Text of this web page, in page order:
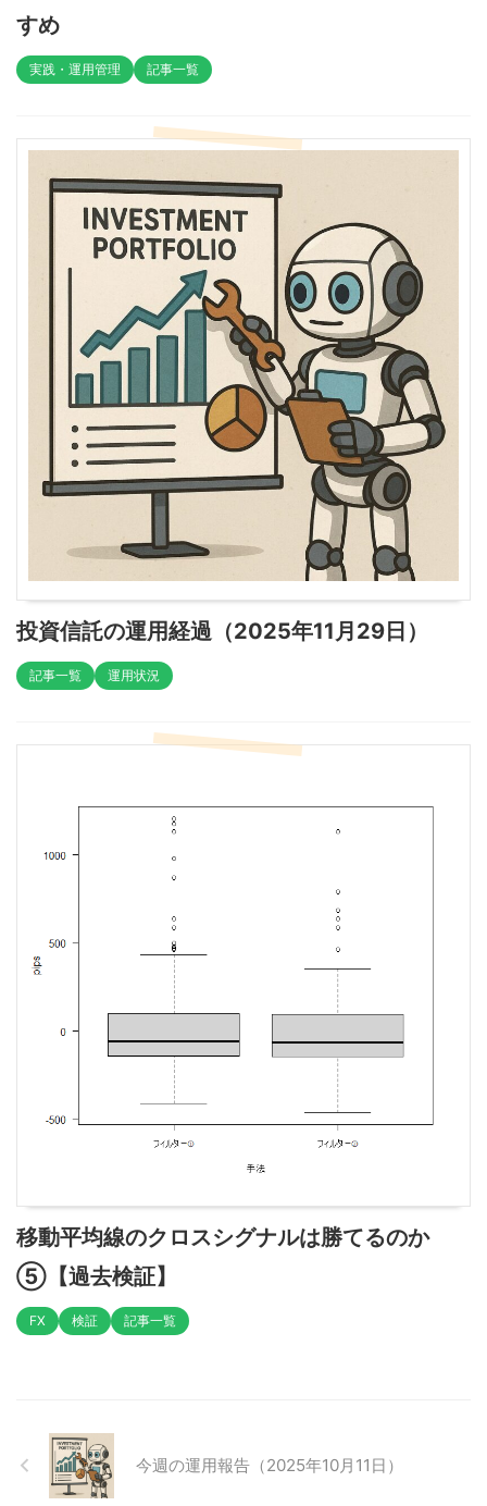
すめ
実践・運用管理 記事一覧
投資信託の運用経過（2025年11月29日）
記事一覧 運用状況
移動平均線のクロスシグナルは勝てるのか
⑤【過去検証】
FX 検証 記事一覧
今週の運用報告（2025年10月11日）